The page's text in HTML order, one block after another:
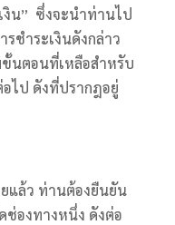
น” ซึ่งจะนำท่านไป
ชำระเงินดังกล่าว
นตอนที่เหลือสำหรับ
อไป ดังที่ปรากฎอยู่
ยแล้ว ท่านต้องยืนยัน
ช่องทางหนึ่ง ดังต่อ